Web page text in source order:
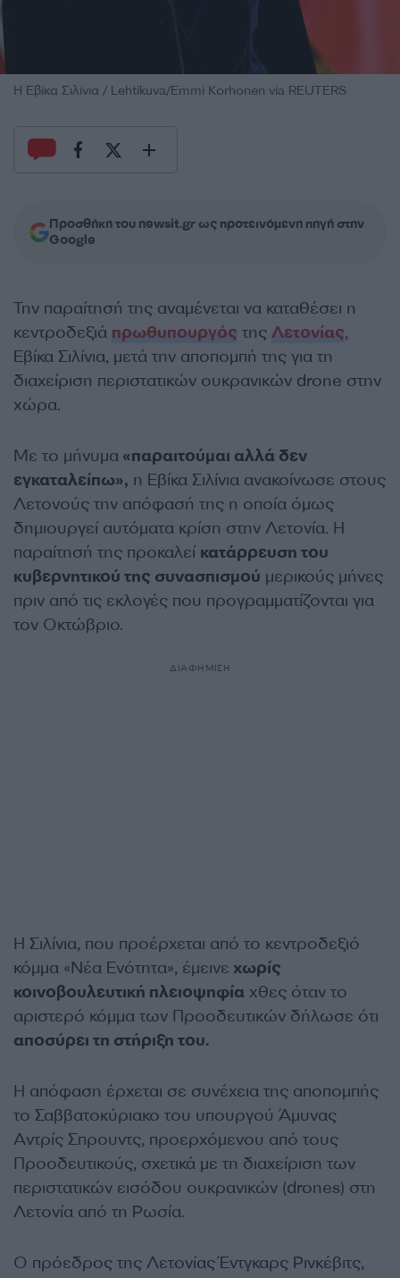
Η Εβίκα Σιλίνια / Lehtikuva/Emmi Korhonen via REUTERS
Προσθήκη του newsit.gr ως προτεινόμενη πηγή στην
Google
Την παραίτησή της αναμένεται να καταθέσει η
κεντροδεξιά πρωθυπουργός της Λετονίας,
Εβίκα Σιλίνια, μετά την αποπομπή της για τη
διαχείριση περιστατικών ουκρανικών drone στην
χώρα.
Με το μήνυμα «παραιτούμαι αλλά δεν
εγκαταλείπω», η Εβίκα Σιλίνια ανακοίνωσε στους
Λετονούς την απόφασή της η οποία όμως
δημιουργεί αυτόματα κρίση στην Λετονία. Η
παραίτησή της προκαλεί κατάρρευση του
κυβερνητικού της συνασπισμού μερικούς μήνες
πριν από τις εκλογές που προγραμματίζονται για
τον Οκτώβριο.
ΔΙΑΦΗΜΙΣΗ
Η Σιλίνια, που προέρχεται από το κεντροδεξιό
κόμμα «Νέα Ενότητα», έμεινε χωρίς
κοινοβουλευτική πλειοψηφία χθες όταν το
αριστερό κόμμα των Προοδευτικών δήλωσε ότι
αποσύρει τη στήριξη του.
Η απόφαση έρχεται σε συνέχεια της αποπομπής
το Σαββατοκύριακο του υπουργού Άμυνας
Αντρίς Σπρουντς, προερχόμενου από τους
Προοδευτικούς, σχετικά με τη διαχείριση των
περιστατικών εισόδου ουκρανικών (drones) στη
Λετονία από τη Ρωσία.
Ο πρόεδρος της Λετονίας Έντγκαρς Ρινκέβιτς,